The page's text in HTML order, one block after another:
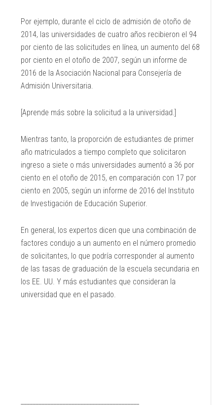
Por ejemplo, durante el ciclo de admisión de otoño de
2014, las universidades de cuatro años recibieron el 94
por ciento de las solicitudes en línea, un aumento del 68
por ciento en el otoño de 2007, según un informe de
2016 de la Asociación Nacional para Consejería de
Admisión Universitaria.
[Aprende más sobre la solicitud a la universidad.]
Mientras tanto, la proporción de estudiantes de primer
año matriculados a tiempo completo que solicitaron
ingreso a siete o más universidades aumentó a 36 por
ciento en el otoño de 2015, en comparación con 17 por
ciento en 2005, según un informe de 2016 del Instituto
de Investigación de Educación Superior.
En general, los expertos dicen que una combinación de
factores condujo a un aumento en el número promedio
de solicitantes, lo que podría corresponder al aumento
de las tasas de graduación de la escuela secundaria en
los EE. UU. Y más estudiantes que consideran la
universidad que en el pasado.